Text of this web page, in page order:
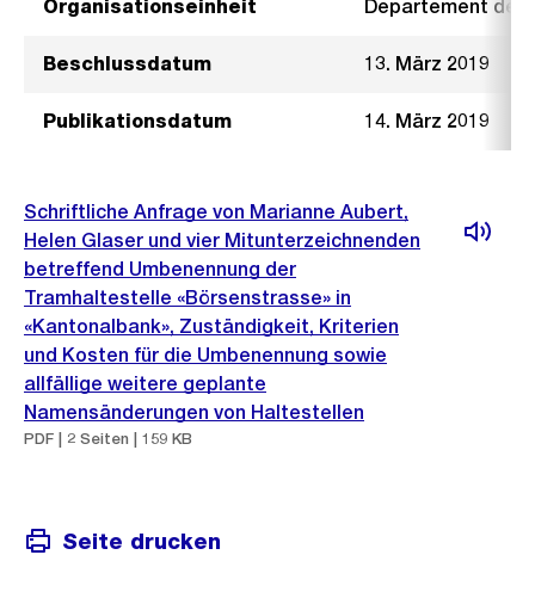
Organisationseinheit Departement der
Beschlussdatum 13. März 2019
Publikationsdatum 14. März 2019
Schriftliche Anfrage von Marianne Aubert,
Helen Glaser und vier Mitunterzeichnenden
betreffend Umbenennung der
Tramhaltestelle «Börsenstrasse» in
«Kantonalbank», Zuständigkeit, Kriterien
und Kosten für die Umbenennung sowie
allfällige weitere geplante
Namensänderungen von Haltestellen
PDF | 2 Seiten | 159 KB
Seite drucken